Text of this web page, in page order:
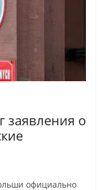
о
официально